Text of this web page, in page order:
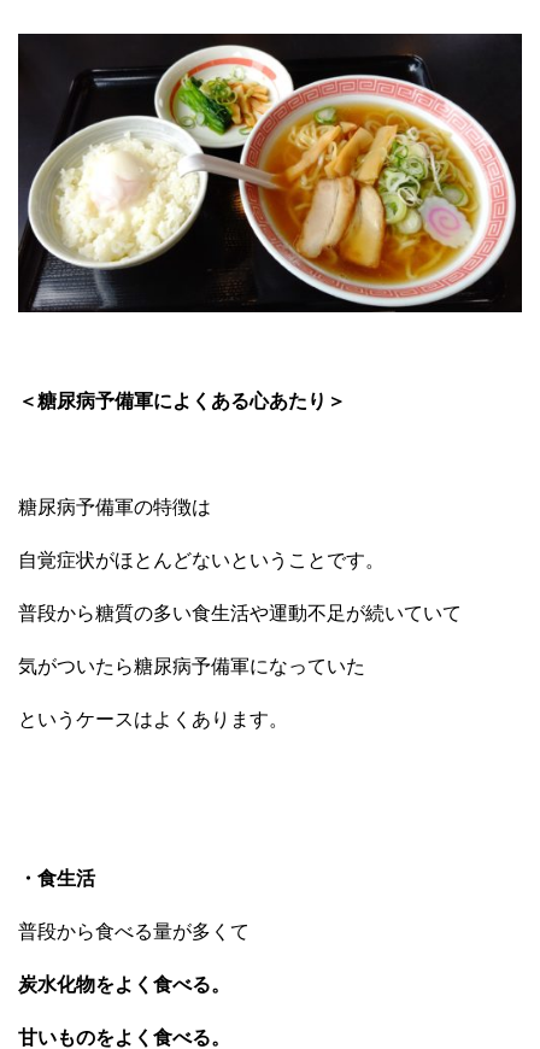
＜糖尿病予備軍によくある心あたり＞
糖尿病予備軍の特徴は
自覚症状がほとんどないということです。
普段から糖質の多い食生活や運動不足が続いていて
気がついたら糖尿病予備軍になっていた
というケースはよくあります。
・食生活
普段から食べる量が多くて
炭水化物をよく食べる。
甘いものをよく食べる。